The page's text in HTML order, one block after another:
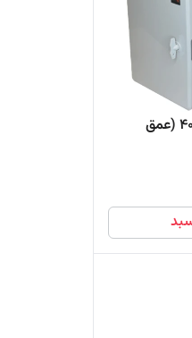
تابلو روکار پلی کربنات ۶٠×۴٠ (عمق